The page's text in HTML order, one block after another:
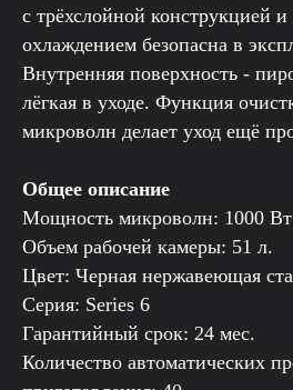
с трёхслойной конструкцией
охлаждением безопасна в
Внутренняя поверхность -
лёгкая в уходе. Функция
микроволн делает уход ещё
Общее описание
Мощность микроволн: 1000 Вт
Объем рабочей камеры: 51 л.
Цвет: Черная нержавеющая
Серия: Series 6
Гарантийный срок: 24 мес.
Количество автоматических